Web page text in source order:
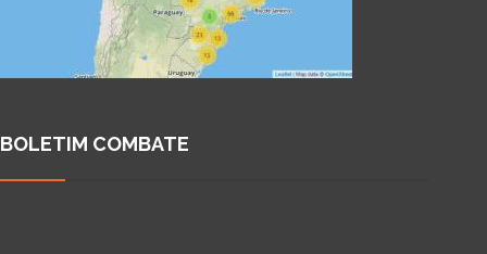
BOLETIM COMBATE